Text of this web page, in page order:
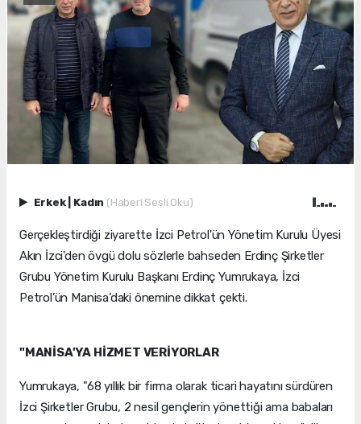
Erkek Kadın (Haberi Sesli Oku)
Gerçekleştirdiği ziyarette İzci Petrol'ün Yönetim Kurulu Üyesi
Akın İzci'den övgü dolu sözlerle bahseden Erdinç Şirketler
Grubu Yönetim Kurulu Başkanı Erdinç Yumrukaya, İzci
Petrol’ün Manisa’daki önemine dikkat çekti.
"MANİSA'YA HİZMET VERİYORLAR
Yumrukaya, "68 yıllık bir firma olarak ticari hayatını sürdüren
İzci Şirketler Grubu, 2 nesil gençlerin yönettiği ama babaları